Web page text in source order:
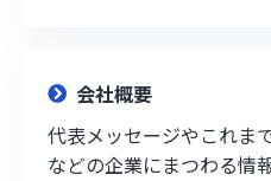
会社概要
代表メッセージやこれま
などの企業にまつわる情